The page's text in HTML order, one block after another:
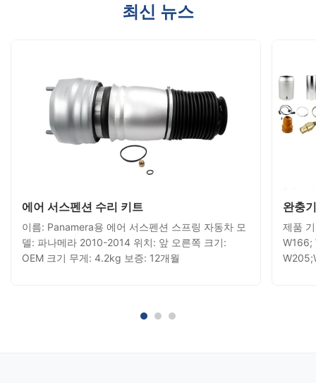
최신 뉴스
에어 서스펜션 수리 키트
이름: Panamera용 에어 서스펜션 스프링 자동차 모
델: 파나메라 2010-2014 위치: 앞 오른쪽 크기:
OEM 크기 무게: 4.2kg 보증: 12개월
완충
제품
W166;